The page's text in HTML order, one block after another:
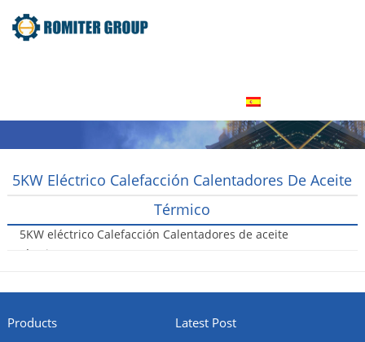
5KW Eléctrico Calefacción Calentadores De Aceite
Térmico
5KW eléctrico Calefacción Calentadores de aceite
térmico
Products Latest Post